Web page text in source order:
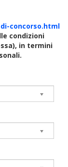
concorso.html
condizioni
in termini